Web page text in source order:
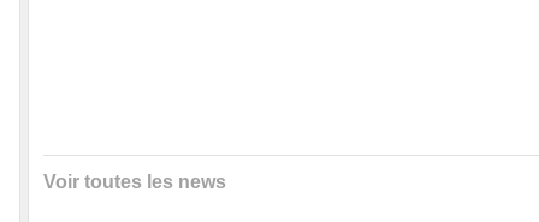
Voir toutes les news